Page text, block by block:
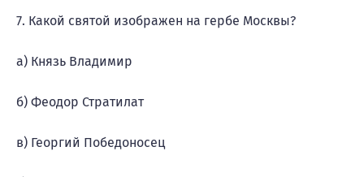
7. Какой святой изображен на гербе Москвы?
а) Князь Владимир
б) Феодор Стратилат
в) Георгий Победоносец